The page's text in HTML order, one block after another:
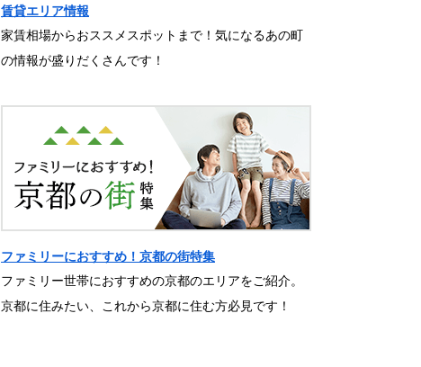
賃貸エリア情報
家賃相場からおススメスポットまで！気になるあの町
の情報が盛りだくさんです！
ファミリーにおすすめ！京都の街特集
ファミリー世帯におすすめの京都のエリアをご紹介。
京都に住みたい、これから京都に住む方必見です！